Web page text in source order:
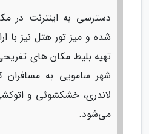
دسترسی به اینترنت در
شده و میز تور هتل نیز با
تهیه بلیط مکان های
شهر سامویی به
لاندری، خشکشوئی و
می‌شود.